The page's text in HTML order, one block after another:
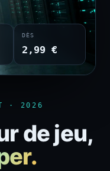
· 2026
de jeu,
DÈS
2,99 €